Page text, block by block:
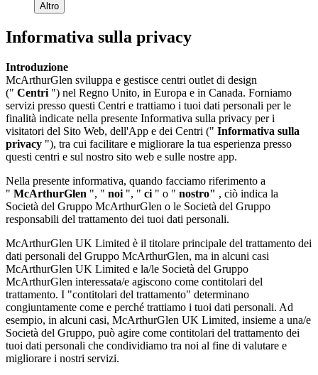
Altro
Informativa sulla privacy
Introduzione
McArthurGlen sviluppa e gestisce centri outlet di design
(" Centri ") nel Regno Unito, in Europa e in Canada. Forniamo
servizi presso questi Centri e trattiamo i tuoi dati personali per le
finalità indicate nella presente Informativa sulla privacy per i
visitatori del Sito Web, dell'App e dei Centri (" Informativa sulla
privacy "), tra cui facilitare e migliorare la tua esperienza presso
questi centri e sul nostro sito web e sulle nostre app.
Nella presente informativa, quando facciamo riferimento a
" McArthurGlen ", " noi ", " ci " o " nostro" , ciò indica la
Società del Gruppo McArthurGlen o le Società del Gruppo
responsabili del trattamento dei tuoi dati personali.
McArthurGlen UK Limited è il titolare principale del trattamento dei
dati personali del Gruppo McArthurGlen, ma in alcuni casi
McArthurGlen UK Limited e la/le Società del Gruppo
McArthurGlen interessata/e agiscono come contitolari del
trattamento. I "contitolari del trattamento" determinano
congiuntamente come e perché trattiamo i tuoi dati personali. Ad
esempio, in alcuni casi, McArthurGlen UK Limited, insieme a una/e
Società del Gruppo, può agire come contitolari del trattamento dei
tuoi dati personali che condividiamo tra noi al fine di valutare e
migliorare i nostri servizi.